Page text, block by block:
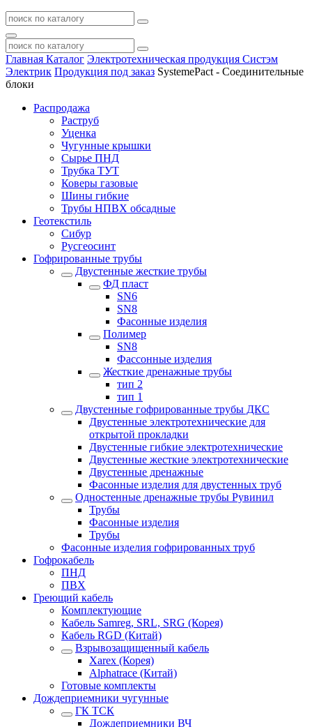
Главная Каталог Электротехническая продукция Систэм
Электрик Продукция под заказ SystemePact - Соединительные
блоки
Распродажа
Раструб
Уценка
Чугунные крышки
Сырье ПНД
Трубка ТУТ
Коверы газовые
Шины гибкие
Трубы НПВХ обсадные
Геотекстиль
Сибур
Русгеосинт
Гофрированные трубы
Двустенные жесткие трубы
ФД пласт
SN6
SN8
Фасонные изделия
Полимер
SN8
Фассонные изделия
Жесткие дренажные трубы
тип 2
тип 1
Двустенные гофрированные трубы ДКС
Двустенные электротехнические для
открытой прокладки
Двустенные гибкие электротехнические
Двустенные жесткие электротехнические
Двустенные дренажные
Фасонные изделия для двустенных труб
Одностенные дренажные трубы Рувинил
Трубы
Фасонные изделия
Трубы
Фасонные изделия гофрированных труб
Гофрокабель
ПНД
ПВХ
Греющий кабель
Комплектующие
Кабель Samreg, SRL, SRG (Корея)
Кабель RGD (Китай)
Взрывозащищенный кабель
Xarex (Корея)
Alphatrace (Китай)
Готовые комплекты
Дождеприемники чугунные
ГК ТСК
Дождеприемники ВЧ